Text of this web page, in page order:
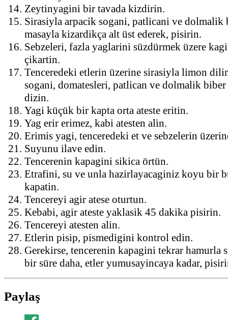
Zeytinyagini bir tavada kizdirin.
Sirasiyla arpacik sogani, patlicani ve dolmalik
masayla kizardikça alt üst ederek, pisirin.
Sebzeleri, fazla yaglarini süzdürmek üzere
çikartin.
Tenceredeki etlerin üzerine sirasiyla limon
sogani, domatesleri, patlican ve dolmalik
dizin.
Yagi küçük bir kapta orta ateste eritin.
Yag erir erimez, kabi atesten alin.
Erimis yagi, tenceredeki et ve sebzelerin
Suyunu ilave edin.
Tencerenin kapagini sikica örtün.
Etrafini, su ve unla hazirlayacaginiz koyu bir
kapatin.
Tencereyi agir atese oturtun.
Kebabi, agir ateste yaklasik 45 dakika pisirin.
Tencereyi atesten alin.
Etlerin pisip, pismedigini kontrol edin.
Gerekirse, tencerenin kapagini tekrar hamurla
bir süre daha, etler yumusayincaya kadar,
Paylaş